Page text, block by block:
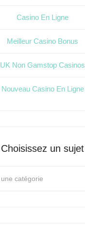
Casino En Ligne
Meilleur Casino Bonus
UK Non Gamstop Casinos
Nouveau Casino En Ligne
Choisissez un sujet